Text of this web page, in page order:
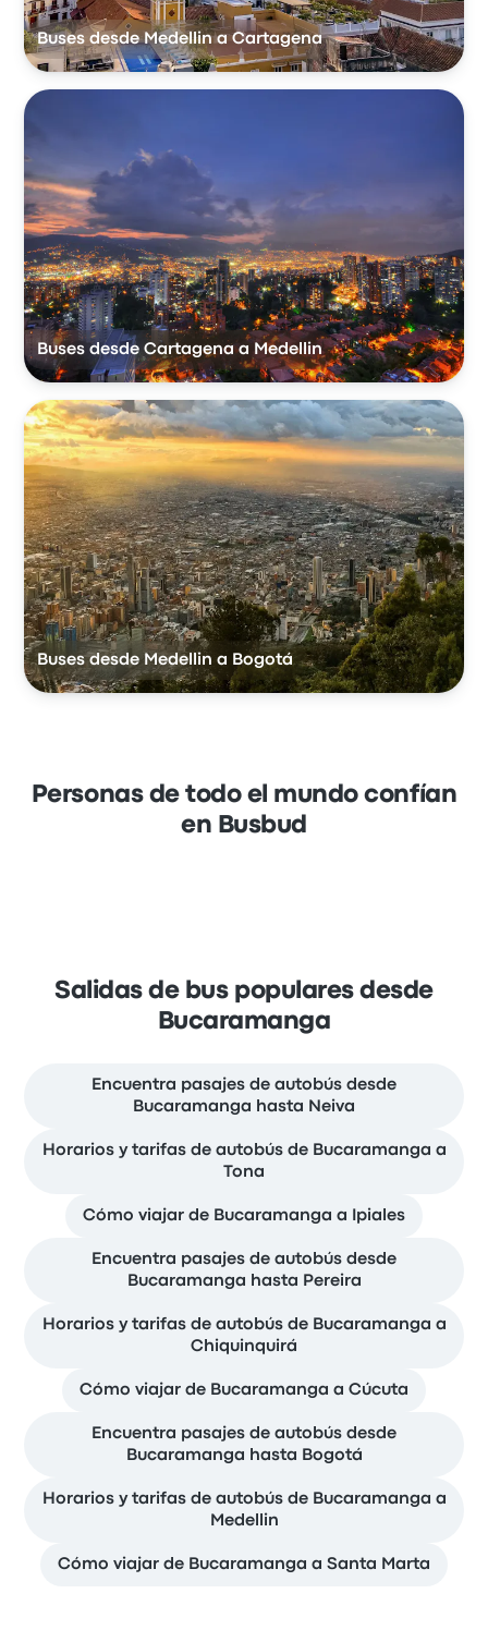
Buses desde Medellin a Cartagena
Buses desde Cartagena a Medellin
Buses desde Medellin a Bogotá
Personas de todo el mundo confían
en Busbud
Salidas de bus populares desde
Bucaramanga
Encuentra pasajes de autobús desde
Bucaramanga hasta Neiva
Horarios y tarifas de autobús de Bucaramanga a
Tona
Cómo viajar de Bucaramanga a Ipiales
Encuentra pasajes de autobús desde
Bucaramanga hasta Pereira
Horarios y tarifas de autobús de Bucaramanga a
Chiquinquirá
Cómo viajar de Bucaramanga a Cúcuta
Encuentra pasajes de autobús desde
Bucaramanga hasta Bogotá
Horarios y tarifas de autobús de Bucaramanga a
Medellin
Cómo viajar de Bucaramanga a Santa Marta